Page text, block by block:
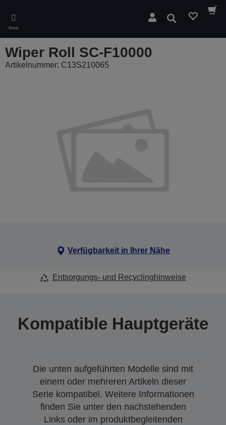
main
content
Menü
Suchen
Wiper Roll SC-F10000
Artikelnummer: C13S210065
Verfügbarkeit in Ihrer Nähe
Entsorgungs- und Recyclinghinweise
Kompatible Hauptgeräte
Die unten aufgeführten Modelle sind mit
einem oder mehreren Artikeln dieser
Serie kompatibel. Weitere Informationen
finden Sie unter den nachstehenden
Links oder im produktbegleitenden